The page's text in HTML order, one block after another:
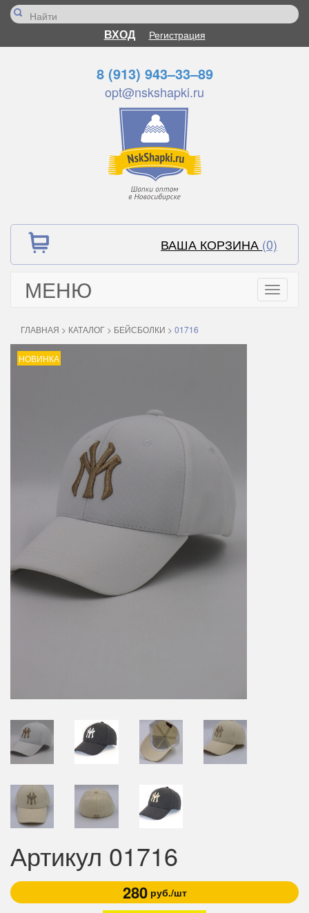
ВХОД Регистрация
8 (913) 943–33–89
opt@nskshapki.ru
ВАША КОРЗИНА (0)
МЕНЮ
Toggle
ГЛАВНАЯ > КАТАЛОГ > БЕЙСБОЛКИ > 01716
НОВИНКА
Артикул 01716
280руб./шт